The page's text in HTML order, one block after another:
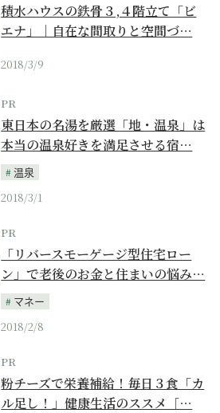
積水ハウスの鉄骨３,４階立て「ビ
エナ」｜自在な間取りと空間づ…
2018/3/9
PR
東日本の名湯を厳選「地・温泉」は
本当の温泉好きを満足させる宿…
温泉
2018/3/1
PR
「リバースモーゲージ型住宅ロー
ン」で老後のお金と住まいの悩み…
マネー
2018/2/8
PR
粉チーズで栄養補給！毎日３食「カ
ル足し！」健康生活のススメ［…